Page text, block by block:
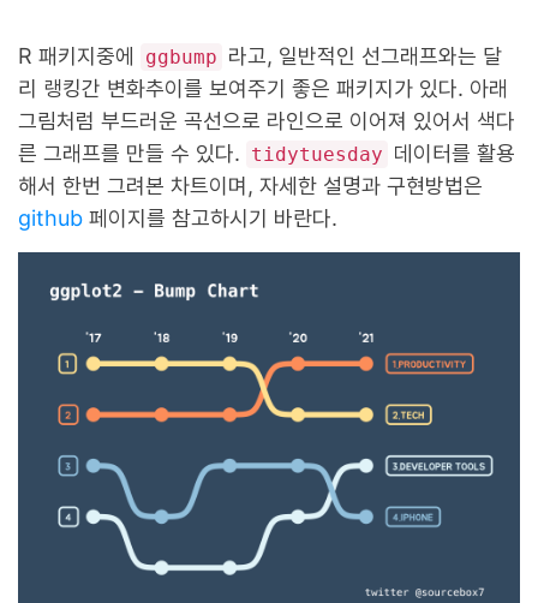
R 패키지중에 ggbump 라고, 일반적인 선그래프와는 달
리 랭킹간 변화추이를 보여주기 좋은 패키지가 있다. 아래
그림처럼 부드러운 곡선으로 라인으로 이어져 있어서 색다
른 그래프를 만들 수 있다. tidytuesday 데이터를 활용
해서 한번 그려본 차트이며, 자세한 설명과 구현방법은
github 페이지를 참고하시기 바란다.